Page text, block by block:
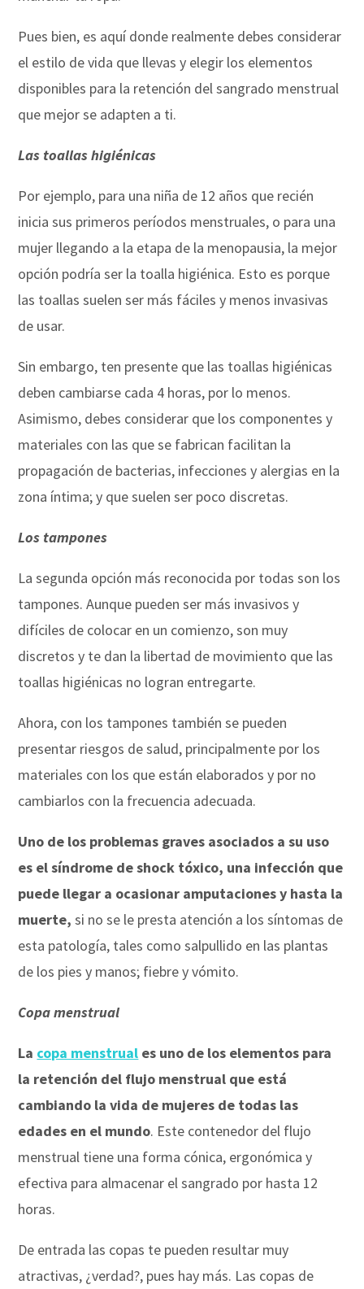
Pues bien, es aquí donde realmente debes considerar
el estilo de vida que llevas y elegir los elementos
disponibles para la retención del sangrado menstrual
que mejor se adapten a ti.
Las toallas higiénicas
Por ejemplo, para una niña de 12 años que recién
inicia sus primeros períodos menstruales, o para una
mujer llegando a la etapa de la menopausia, la mejor
opción podría ser la toalla higiénica. Esto es porque
las toallas suelen ser más fáciles y menos invasivas
de usar.
Sin embargo, ten presente que las toallas higiénicas
deben cambiarse cada 4 horas, por lo menos.
Asimismo, debes considerar que los componentes y
materiales con las que se fabrican facilitan la
propagación de bacterias, infecciones y alergias en la
zona íntima; y que suelen ser poco discretas.
Los tampones
La segunda opción más reconocida por todas son los
tampones. Aunque pueden ser más invasivos y
difíciles de colocar en un comienzo, son muy
discretos y te dan la libertad de movimiento que las
toallas higiénicas no logran entregarte.
Ahora, con los tampones también se pueden
presentar riesgos de salud, principalmente por los
materiales con los que están elaborados y por no
cambiarlos con la frecuencia adecuada.
Uno de los problemas graves asociados a su uso
es el síndrome de shock tóxico, una infección que
puede llegar a ocasionar amputaciones y hasta la
muerte,si no se le presta atención a los síntomas de
esta patología, tales como salpullido en las plantas
de los pies y manos; fiebre y vómito.
Copa menstrual
La copa menstrual es uno de los elementos para
la retención del flujo menstrual que está
cambiando la vida de mujeres de todas las
edades en el mundo. Este contenedor del flujo
menstrual tiene una forma cónica, ergonómica y
efectiva para almacenar el sangrado por hasta 12
horas.
De entrada las copas te pueden resultar muy
atractivas, ¿verdad?, pues hay más. Las copas de